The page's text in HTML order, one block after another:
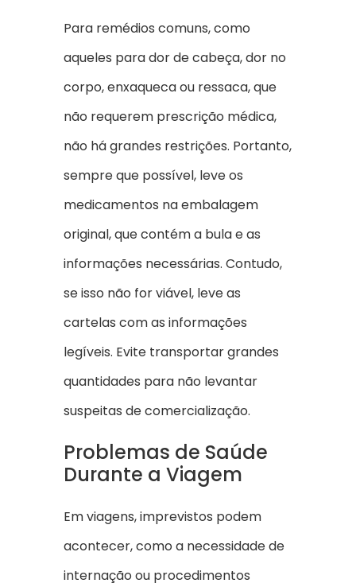
Para remédios comuns, como
aqueles para dor de cabeça, dor no
corpo, enxaqueca ou ressaca, que
não requerem prescrição médica,
não há grandes restrições. Portanto,
sempre que possível, leve os
medicamentos na embalagem
original, que contém a bula e as
informações necessárias. Contudo,
se isso não for viável, leve as
cartelas com as informações
legíveis. Evite transportar grandes
quantidades para não levantar
suspeitas de comercialização.
Problemas de Saúde
Durante a Viagem
Em viagens, imprevistos podem
acontecer, como a necessidade de
internação ou procedimentos